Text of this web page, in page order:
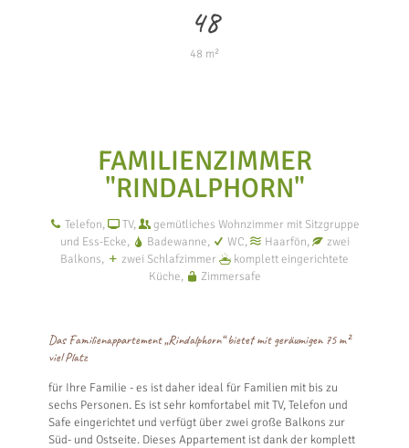
48
48 m²
FAMILIENZIMMER
"RINDALPHORN"
Telefon, TV,
gemütliches Wohnzimmer mit Sitzgruppe
und Ess-Ecke,
Badewanne, WC, Haarfön,
zwei
Balkons,
zwei Schlafzimmer
komplett eingerichtete
Küche,
Zimmersafe
Das Familienappartement „Rindalphorn“ bietet mit geräumigen 75 m²
viel Platz
für Ihre Familie - es ist daher ideal für Familien mit bis zu
sechs Personen. Es ist sehr komfortabel mit TV, Telefon und
Safe eingerichtet und verfügt über zwei große Balkons zur
Süd- und Ostseite. Dieses Appartement ist dank der komplett